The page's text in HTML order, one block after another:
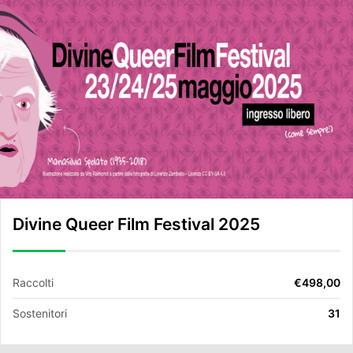
Divine Queer Film Festival 2025
Raccolti €498,00
Sostenitori 31